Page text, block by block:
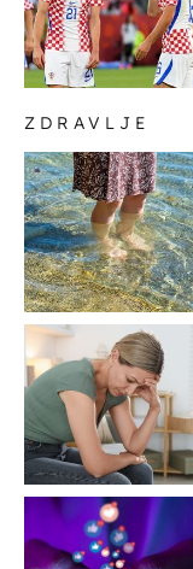
ZDRAVLJE